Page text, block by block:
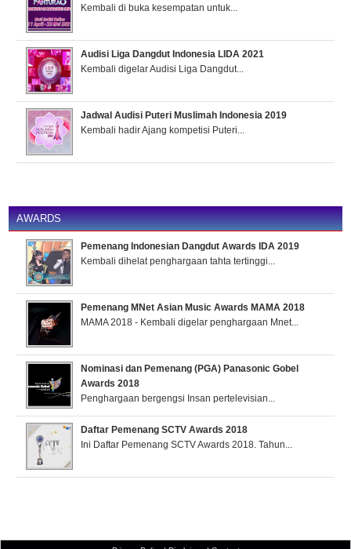
Kembali di buka kesempatan untuk...
Audisi Liga Dangdut Indonesia LIDA 2021
Kembali digelar Audisi Liga Dangdut...
Jadwal Audisi Puteri Muslimah Indonesia 2019
Kembali hadir Ajang kompetisi Puteri...
AWARDS
Pemenang Indonesian Dangdut Awards IDA 2019
Kembali dihelat penghargaan tahta tertinggi...
Pemenang MNet Asian Music Awards MAMA 2018
MAMA 2018 - Kembali digelar penghargaan Mnet...
Nominasi dan Pemenang (PGA) Panasonic Gobel
Awards 2018
Penghargaan bergengsi Insan pertelevisian...
Daftar Pemenang SCTV Awards 2018
Ini Daftar Pemenang SCTV Awards 2018. Tahun...